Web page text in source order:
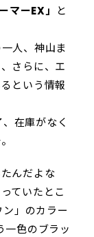
マーEX」
と
人、神山ま
さらに、エ
という情報
在庫がなく
んだよな
ていたとこ
」のカラー
一色のブラッ